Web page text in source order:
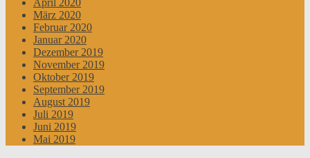
April 2020
März 2020
Februar 2020
Januar 2020
Dezember 2019
November 2019
Oktober 2019
September 2019
August 2019
Juli 2019
Juni 2019
Mai 2019